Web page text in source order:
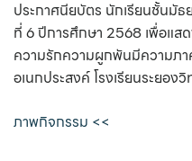
ประกาศนียบัตร นักเรียนชั้นมั
ที่ 6 ปีการศึกษา 2568 เพื่อแส
ความรักความผูกพันมีความภ
อเนกประสงค์ โรงเรียนระยอ
ภาพกิจกรรม <<